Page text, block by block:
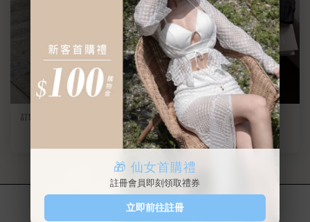
訂製款 一吻定情 睫毛蕾絲排釦腰透
爆乳防滑蕾絲內衣
NT$ 450
NT$ 580 -22.4%
🎁 仙女首購禮
註冊會員即刻領取禮券
立即前往註冊